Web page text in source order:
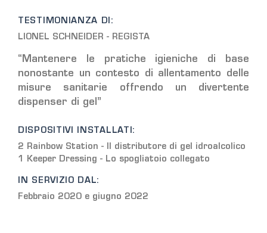
TESTIMONIANZA DI:
LIONEL SCHNEIDER - REGISTA
“Mantenere le pratiche igieniche di base
nonostante un contesto di allentamento delle
misure sanitarie offrendo un divertente
dispenser di gel”
DISPOSITIVI INSTALLATI:
2 Rainbow Station - Il distributore di gel idroalcolico
1 Keeper Dressing - Lo spogliatoio collegato
IN SERVIZIO DAL:
Febbraio 2020 e giugno 2022